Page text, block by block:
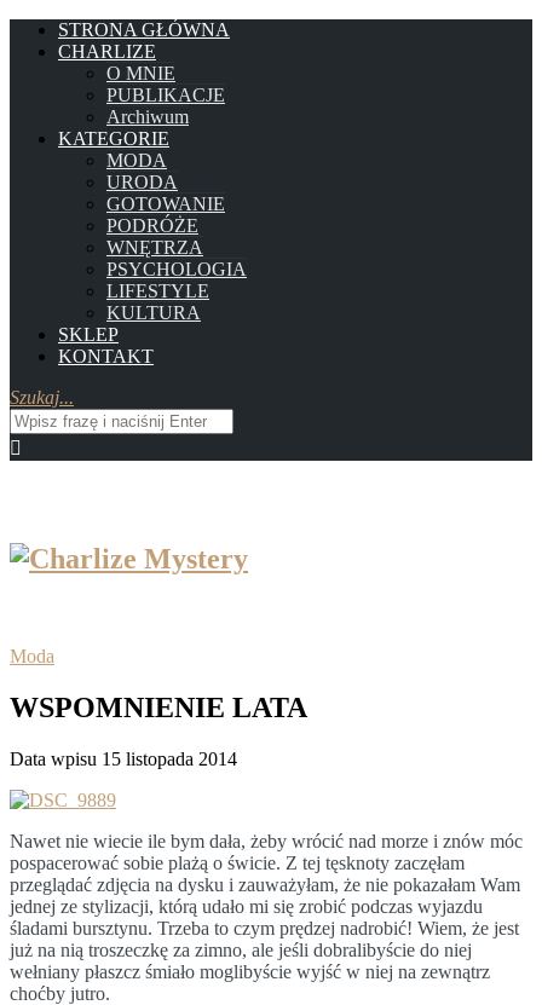
STRONA GŁÓWNA
CHARLIZE
O MNIE
PUBLIKACJE
Archiwum
KATEGORIE
MODA
URODA
GOTOWANIE
PODRÓŻE
WNĘTRZA
PSYCHOLOGIA
LIFESTYLE
KULTURA
SKLEP
KONTAKT
Szukaj...
Moda
WSPOMNIENIE LATA
Data wpisu 15 listopada 2014
Nawet nie wiecie ile bym dała, żeby wrócić nad morze i znów móc
pospacerować sobie plażą o świcie. Z tej tęsknoty zaczęłam
przeglądać zdjęcia na dysku i zauważyłam, że nie pokazałam Wam
jednej ze stylizacji, którą udało mi się zrobić podczas wyjazdu
śladami bursztynu. Trzeba to czym prędzej nadrobić! Wiem, że jest
już na nią troszeczkę za zimno, ale jeśli dobralibyście do niej
wełniany płaszcz śmiało moglibyście wyjść w niej na zewnątrz
choćby jutro.